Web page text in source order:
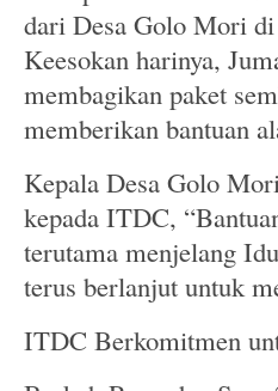
dari Desa Golo Mori
Keesokan harinya,
membagikan paket
memberikan bantuan
Kepala Desa Golo
kepada ITDC,
terutama menjelang
terus berlanjut untuk
ITDC Berkomitmen